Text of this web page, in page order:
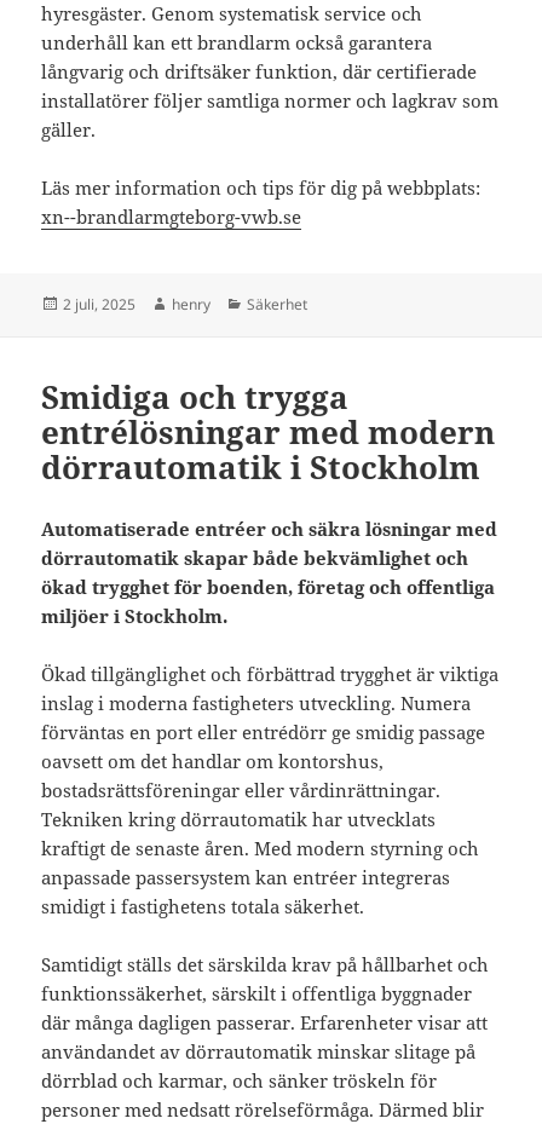
hyresgäster. Genom systematisk service och
underhåll kan ett brandlarm också garantera
långvarig och driftsäker funktion, där certifierade
installatörer följer samtliga normer och lagkrav som
gäller.
Läs mer information och tips för dig på webbplats:
xn--brandlarmgteborg-vwb.se
Postat
2 juli, 2025 Författare
henry Kategorier
Säkerhet
Smidiga och trygga
entrélösningar med modern
dörrautomatik i Stockholm
Automatiserade entréer och säkra lösningar med
dörrautomatik skapar både bekvämlighet och
ökad trygghet för boenden, företag och offentliga
miljöer i Stockholm.
Ökad tillgänglighet och förbättrad trygghet är viktiga
inslag i moderna fastigheters utveckling. Numera
förväntas en port eller entrédörr ge smidig passage
oavsett om det handlar om kontorshus,
bostadsrättsföreningar eller vårdinrättningar.
Tekniken kring dörrautomatik har utvecklats
kraftigt de senaste åren. Med modern styrning och
anpassade passersystem kan entréer integreras
smidigt i fastighetens totala säkerhet.
Samtidigt ställs det särskilda krav på hållbarhet och
funktionssäkerhet, särskilt i offentliga byggnader
där många dagligen passerar. Erfarenheter visar att
användandet av dörrautomatik minskar slitage på
dörrblad och karmar, och sänker tröskeln för
personer med nedsatt rörelseförmåga. Därmed blir